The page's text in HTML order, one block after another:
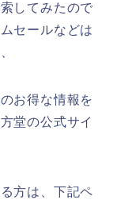
してみたので
セールなどは
お得な情報を
堂の公式サイ
方は、下記ペ